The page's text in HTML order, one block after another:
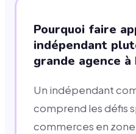
Pourquoi faire
indépendant
grande agence à
Un indépendant
comprend les défis
commerces en